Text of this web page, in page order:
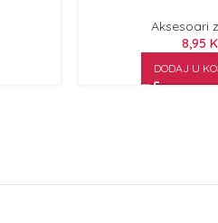
Aksesoari
8,95
DODAJ U